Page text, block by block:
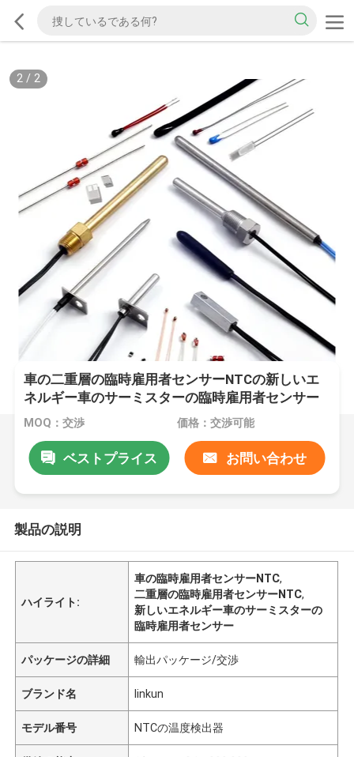
2/ 2
車の二重層の臨時雇用者センサーNTCの新しいエ
ネルギー車のサーミスターの臨時雇用者センサー
MOQ：交渉 価格：交渉可能
ベストプライス お問い合わせ
製品の説明
ハイライト:
車の臨時雇用者センサーNTC,
二重層の臨時雇用者センサーNTC,
新しいエネルギー車のサーミスターの
臨時雇用者センサー
パッケージの詳細 輸出パッケージ/交渉
ブランド名 linkun
モデル番号 NTCの温度検出器